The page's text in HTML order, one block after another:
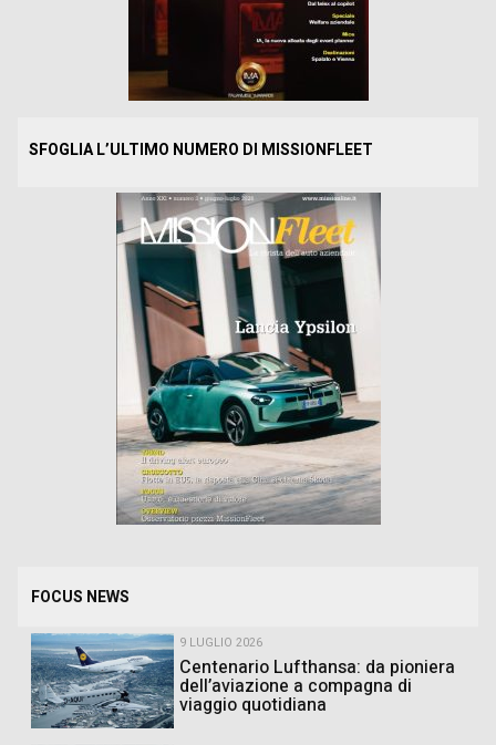
SFOGLIA L’ULTIMO NUMERO DI MISSIONFLEET
FOCUS NEWS
9 LUGLIO 2026
Centenario Lufthansa: da pioniera
dell’aviazione a compagna di
viaggio quotidiana